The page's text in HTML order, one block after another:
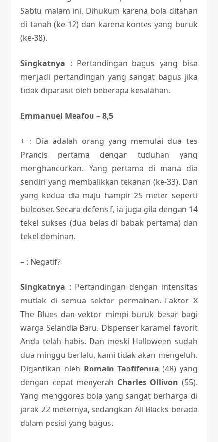
Sabtu malam ini. Dihukum karena bola ditahan
di tanah (ke-12) dan karena kontes yang buruk
(ke-38).
Singkatnya : Pertandingan bagus yang bisa
menjadi pertandingan yang sangat bagus jika
tidak diparasit oleh beberapa kesalahan.
Emmanuel Meafou – 8,5
+ : Dia adalah orang yang memulai dua tes
Prancis pertama dengan tuduhan yang
menghancurkan. Yang pertama di mana dia
sendiri yang membalikkan tekanan (ke-33). Dan
yang kedua dia maju hampir 25 meter seperti
buldoser. Secara defensif, ia juga gila dengan 14
tekel sukses (dua belas di babak pertama) dan
tekel dominan.
– : Negatif?
Singkatnya : Pertandingan dengan intensitas
mutlak di semua sektor permainan. Faktor X
The Blues dan vektor mimpi buruk besar bagi
warga Selandia Baru. Dispenser karamel favorit
Anda telah habis. Dan meski Halloween sudah
dua minggu berlalu, kami tidak akan mengeluh.
Digantikan oleh Romain Taofifenua (48) yang
dengan cepat menyerah Charles Ollivon (55).
Yang menggores bola yang sangat berharga di
jarak 22 meternya, sedangkan All Blacks berada
dalam posisi yang bagus.